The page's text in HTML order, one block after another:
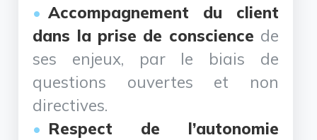
Accompagnement du client
dans la prise de conscience de
ses enjeux, par le biais de
questions ouvertes et non
directives.
Respect de l’autonomie